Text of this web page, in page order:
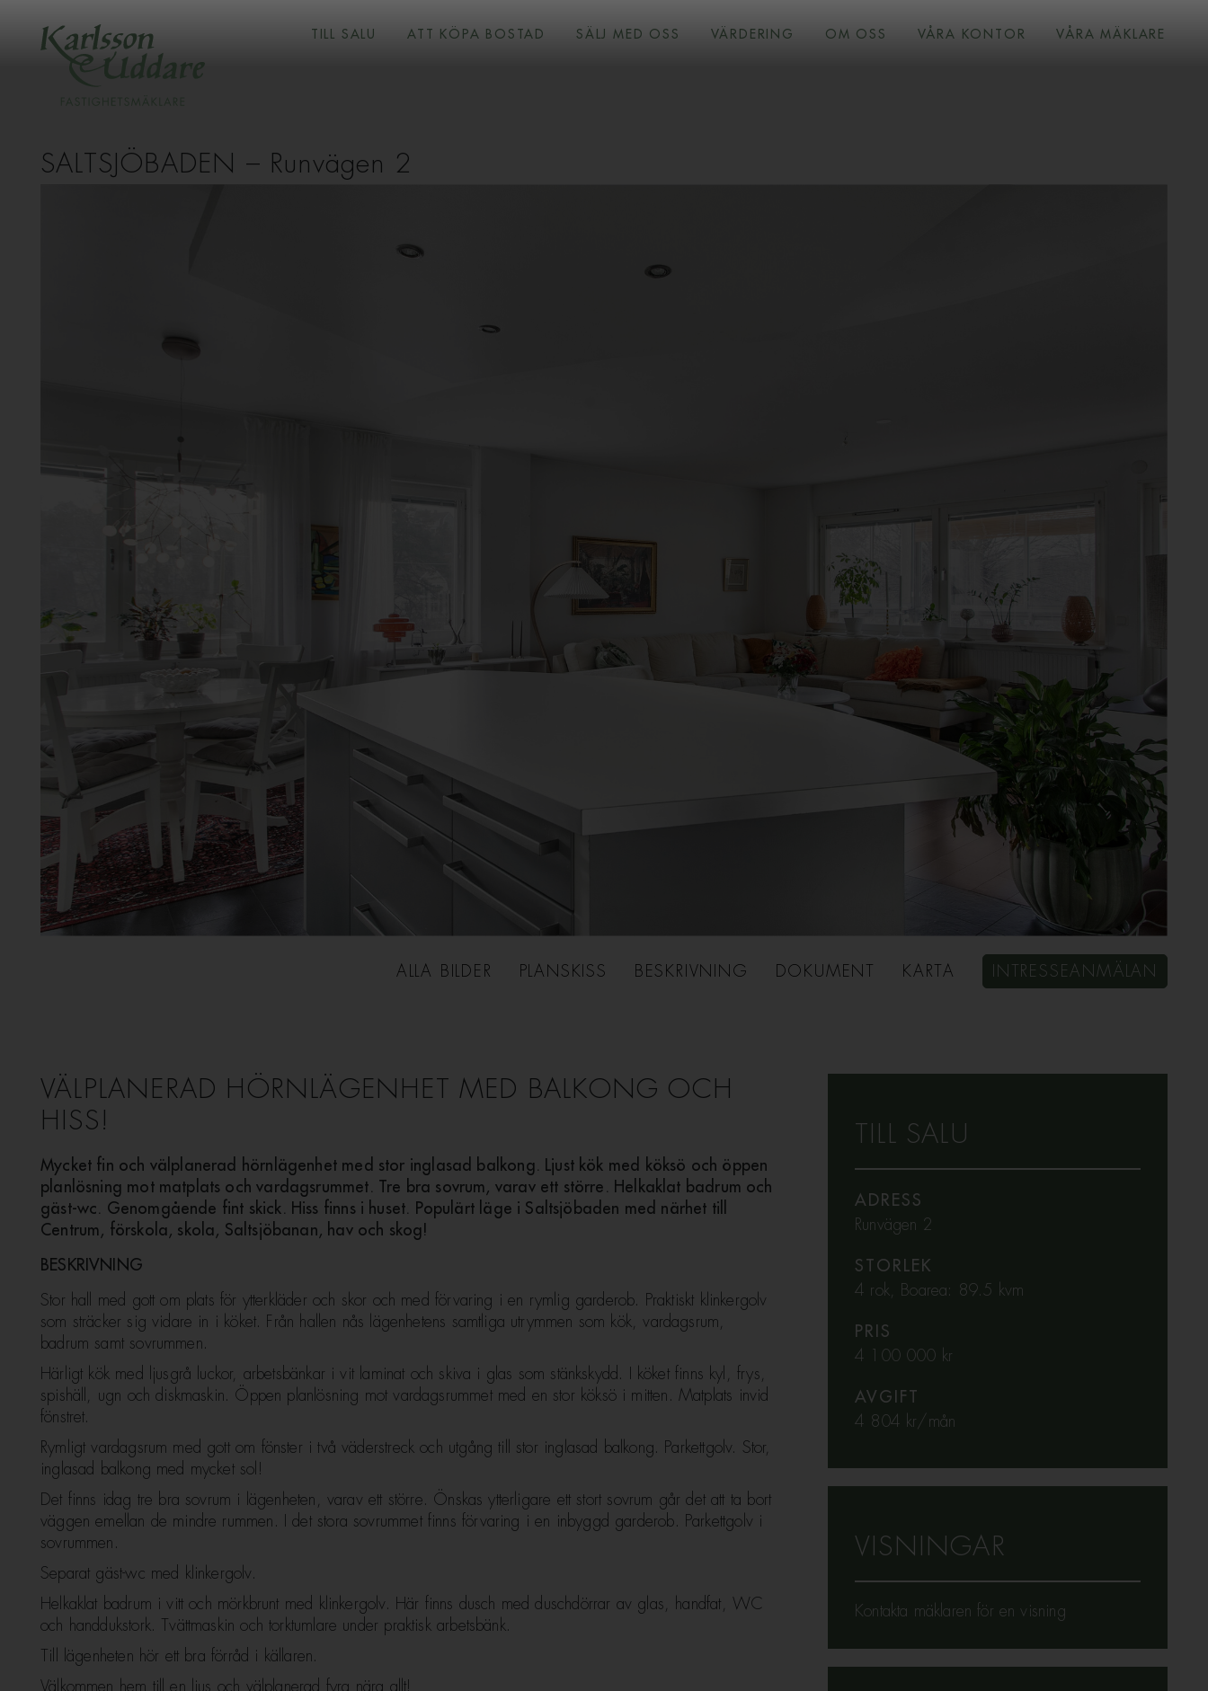
TILL SALU ATT KÖPA BOSTAD SÄLJ MED OSS VÄRDERING OM OSS VÅRA KONTOR VÅRA MÄKLARE
SALTSJÖBADEN – Runvägen 2
ALLA BILDER PLANSKISS BESKRIVNING DOKUMENT KARTA INTRESSEANMÄLAN
VÄLPLANERAD HÖRNLÄGENHET MED BALKONG OCH
HISS!
Mycket fin och välplanerad hörnlägenhet med stor inglasad balkong. Ljust kök med köksö och öppen
planlösning mot matplats och vardagsrummet. Tre bra sovrum, varav ett större. Helkaklat badrum och
gäst-wc. Genomgående fint skick. Hiss finns i huset. Populärt läge i Saltsjöbaden med närhet till
Centrum, förskola, skola, Saltsjöbanan, hav och skog!
BESKRIVNING
Stor hall med gott om plats för ytterkläder och skor och med förvaring i en rymlig garderob. Praktiskt klinkergolv
som sträcker sig vidare in i köket. Från hallen nås lägenhetens samtliga utrymmen som kök, vardagsrum,
badrum samt sovrummen.
Härligt kök med ljusgrå luckor, arbetsbänkar i vit laminat och skiva i glas som stänkskydd. I köket finns kyl, frys,
spishäll, ugn och diskmaskin. Öppen planlösning mot vardagsrummet med en stor köksö i mitten. Matplats invid
fönstret.
Rymligt vardagsrum med gott om fönster i två väderstreck och utgång till stor inglasad balkong. Parkettgolv. Stor,
inglasad balkong med mycket sol!
Det finns idag tre bra sovrum i lägenheten, varav ett större. Önskas ytterligare ett stort sovrum går det att ta bort
väggen emellan de mindre rummen. I det stora sovrummet finns förvaring i en inbyggd garderob. Parkettgolv i
sovrummen.
Separat gäst-wc med klinkergolv.
Helkaklat badrum i vitt och mörkbrunt med klinkergolv. Här finns dusch med duschdörrar av glas, handfat, WC
och handdukstork. Tvättmaskin och torktumlare under praktisk arbetsbänk.
Till lägenheten hör ett bra förråd i källaren.
Välkommen hem till en ljus och välplanerad fyra nära allt!
TILL SALU
ADRESS
Runvägen 2
STORLEK
4 rok, Boarea: 89.5 kvm
PRIS
4 100 000 kr
AVGIFT
4 804 kr/mån
VISNINGAR
Kontakta mäklaren för en visning